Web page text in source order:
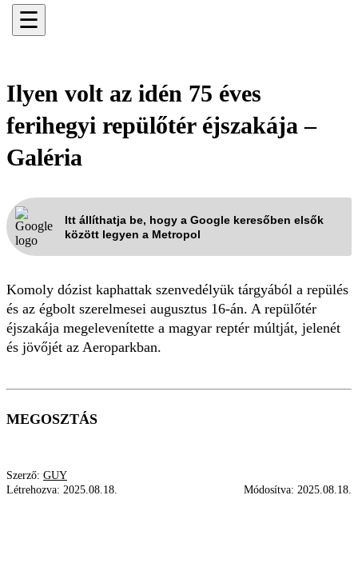
☰
Ilyen volt az idén 75 éves
ferihegyi repülőtér éjszakája –
Galéria
Itt állíthatja be, hogy a Google keresőben elsők
között legyen a Metropol
Komoly dózist kaphattak szenvedélyük tárgyából a repülés
és az égbolt szerelmesei augusztus 16-án. A repülőtér
éjszakája megelevenítette a magyar reptér múltját, jelenét
és jövőjét az Aeroparkban.
MEGOSZTÁS
Szerző: GUY
Létrehozva: 2025.08.18. Módosítva: 2025.08.18.